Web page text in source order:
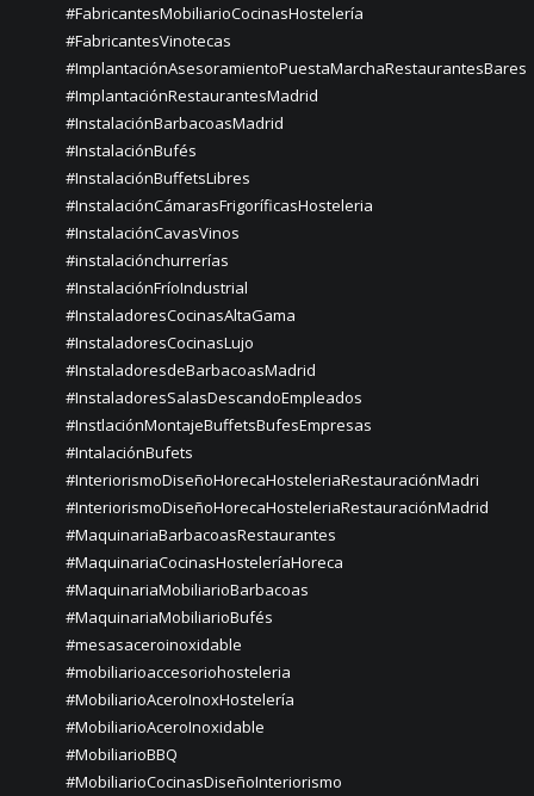
#FabricantesMobiliarioCocinasHostelería
#FabricantesVinotecas
#ImplantaciónAsesoramientoPuestaMarchaRestaurantesBares
#ImplantaciónRestaurantesMadrid
#InstalaciónBarbacoasMadrid
#InstalaciónBufés
#InstalaciónBuffetsLibres
#InstalaciónCámarasFrigoríficasHosteleria
#InstalaciónCavasVinos
#instalaciónchurrerías
#InstalaciónFríoIndustrial
#InstaladoresCocinasAltaGama
#InstaladoresCocinasLujo
#InstaladoresdeBarbacoasMadrid
#InstaladoresSalasDescandoEmpleados
#InstlaciónMontajeBuffetsBufesEmpresas
#IntalaciónBufets
#InteriorismoDiseñoHorecaHosteleriaRestauraciónMadri
#InteriorismoDiseñoHorecaHosteleriaRestauraciónMadrid
#MaquinariaBarbacoasRestaurantes
#MaquinariaCocinasHosteleríaHoreca
#MaquinariaMobiliarioBarbacoas
#MaquinariaMobiliarioBufés
#mesasaceroinoxidable
#mobiliarioaccesoriohosteleria
#MobiliarioAceroInoxHostelería
#MobiliarioAceroInoxidable
#MobiliarioBBQ
#MobiliarioCocinasDiseñoInteriorismo